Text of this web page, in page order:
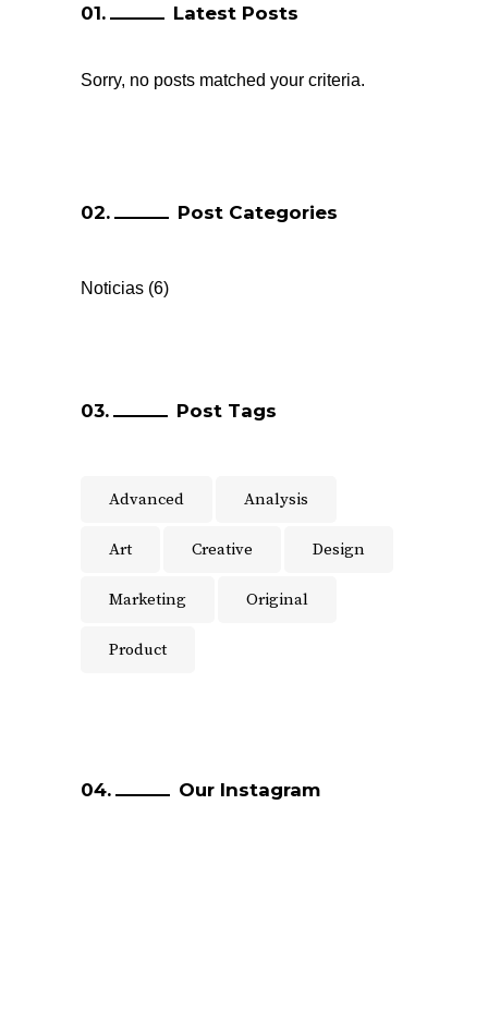
Latest Posts
Sorry, no posts matched your criteria.
Post Categories
Noticias (6)
Post Tags
Advanced Analysis
Art Creative Design
Marketing Original
Product
Our Instagram